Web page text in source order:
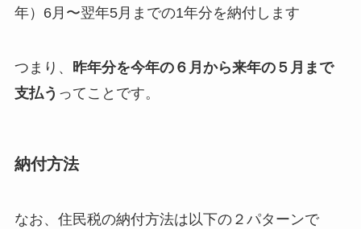
年）6月〜翌年5月までの1年分を納付します
つまり、
昨年分を今年の６月から来年の５月まで
支払う ってことです。
納付方法
なお、住民税の納付方法は以下の２パターンで